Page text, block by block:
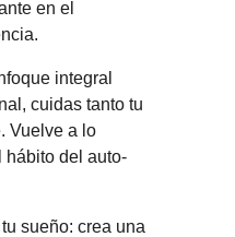
en el
integral
cuidas tanto tu
Vuelve a lo
hábito del auto-
sueño: crea una